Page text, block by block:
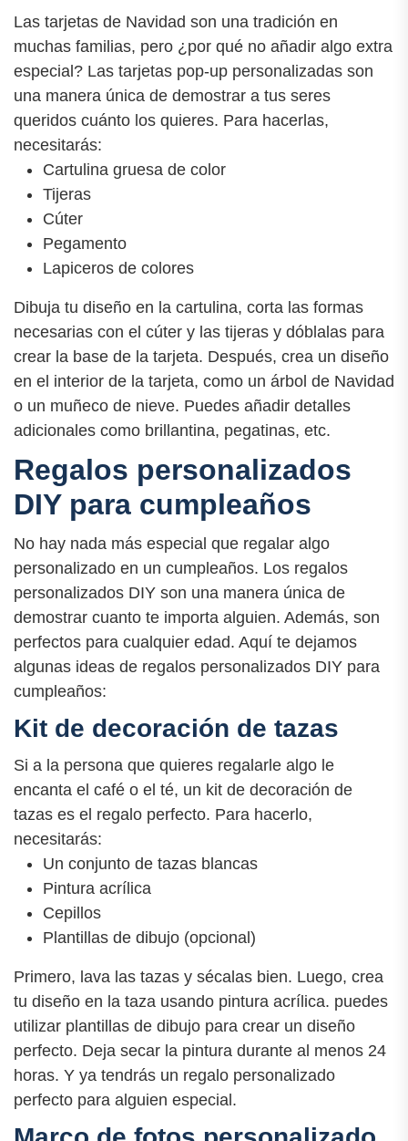
Las tarjetas de Navidad son una tradición en
muchas familias, pero ¿por qué no añadir algo extra
especial? Las tarjetas pop-up personalizadas son
una manera única de demostrar a tus seres
queridos cuánto los quieres. Para hacerlas,
necesitarás:
Cartulina gruesa de color
Tijeras
Cúter
Pegamento
Lapiceros de colores
Dibuja tu diseño en la cartulina, corta las formas
necesarias con el cúter y las tijeras y dóblalas para
crear la base de la tarjeta. Después, crea un diseño
en el interior de la tarjeta, como un árbol de Navidad
o un muñeco de nieve. Puedes añadir detalles
adicionales como brillantina, pegatinas, etc.
Regalos personalizados
DIY para cumpleaños
No hay nada más especial que regalar algo
personalizado en un cumpleaños. Los regalos
personalizados DIY son una manera única de
demostrar cuanto te importa alguien. Además, son
perfectos para cualquier edad. Aquí te dejamos
algunas ideas de regalos personalizados DIY para
cumpleaños:
Kit de decoración de tazas
Si a la persona que quieres regalarle algo le
encanta el café o el té, un kit de decoración de
tazas es el regalo perfecto. Para hacerlo,
necesitarás:
Un conjunto de tazas blancas
Pintura acrílica
Cepillos
Plantillas de dibujo (opcional)
Primero, lava las tazas y sécalas bien. Luego, crea
tu diseño en la taza usando pintura acrílica. puedes
utilizar plantillas de dibujo para crear un diseño
perfecto. Deja secar la pintura durante al menos 24
horas. Y ya tendrás un regalo personalizado
perfecto para alguien especial.